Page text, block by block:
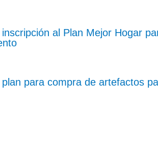
inscripción al Plan Mejor Hogar
plan para compra de artefactos